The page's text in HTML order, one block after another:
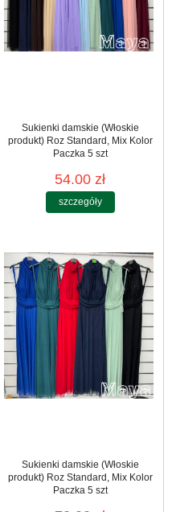
Sukienki damskie (Włoskie
produkt) Roz Standard, Mix Kolor
Paczka 5 szt
54.00 zł
szczegóły
Sukienki damskie (Włoskie
produkt) Roz Standard, Mix Kolor
Paczka 5 szt